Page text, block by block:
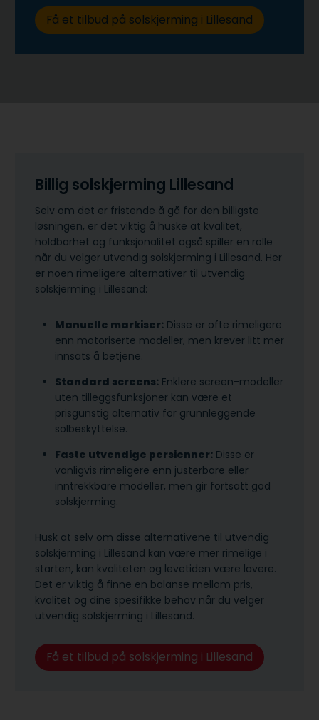
Få et tilbud på solskjerming i Lillesand
Billig solskjerming Lillesand
Selv om det er fristende å gå for den billigste
løsningen, er det viktig å huske at kvalitet,
holdbarhet og funksjonalitet også spiller en rolle
når du velger utvendig solskjerming i Lillesand. Her
er noen rimeligere alternativer til utvendig
solskjerming i Lillesand:
Manuelle markiser: Disse er ofte rimeligere
enn motoriserte modeller, men krever litt mer
innsats å betjene.
Standard screens: Enklere screen-modeller
uten tilleggsfunksjoner kan være et
prisgunstig alternativ for grunnleggende
solbeskyttelse.
Faste utvendige persienner: Disse er
vanligvis rimeligere enn justerbare eller
inntrekkbare modeller, men gir fortsatt god
solskjerming.
Husk at selv om disse alternativene til utvendig
solskjerming i Lillesand kan være mer rimelige i
starten, kan kvaliteten og levetiden være lavere.
Det er viktig å finne en balanse mellom pris,
kvalitet og dine spesifikke behov når du velger
utvendig solskjerming i Lillesand.
Få et tilbud på solskjerming i Lillesand